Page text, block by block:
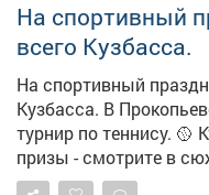
На спортивный
всего Кузбасса.
На спортивный
Кузбасса. В
турнир по теннису. 🥎 Кто вышел в финал и забрал
призы - смотрите в сюжете
#спорт #теннис